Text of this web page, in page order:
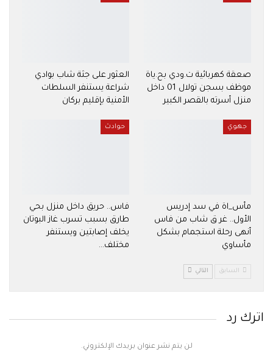
صعقة كهربائية ت.ودي بح.ياة
موظف بسجن تولال 01 داخل
منزل أسرته بالقصر الكبير
العثور على جثة شاب بوادي
شراعة يستنفر السلطات
الأمنية بإقليم بركان
جهوي
مأس_اة في سد إدريس
الأول.. غر ق شاب من فاس
أنهى رحلة استجمام بشكل
مأساوي
حوادث
فاس.. حريق داخل منزل بحي
طارق بسبب تسرب غاز البوتان
يخلف إصابتين ويستنفر
مختلف…
السابق التالي
اترك رد
لن يتم نشر عنوان بريدك الإلكتروني.